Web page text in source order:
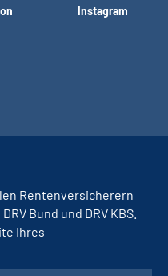
Instagram
Rentenversicherern
Bund und DRV KBS.
Ihres